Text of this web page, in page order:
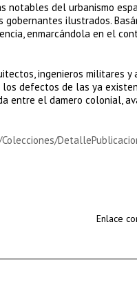
notables del urbanismo
ilustrados.
enmarcándola en el
ingenieros militares
defectos de las ya
entre el damero colonial,
Enlace